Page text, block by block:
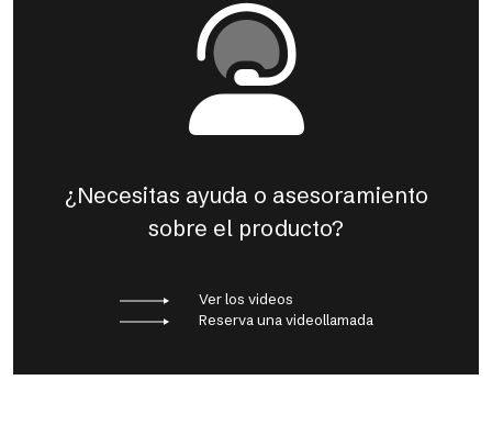
¿Necesitas ayuda o asesoramiento
sobre el producto?
Ver los videos
Reserva una videollamada